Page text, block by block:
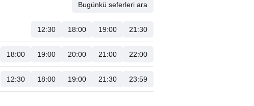
Bugünkü seferleri ara
12:30 18:00 19:00 21:30
18:00 19:00 20:00 21:00 22:00
12:30 18:00 19:00 21:30 23:59